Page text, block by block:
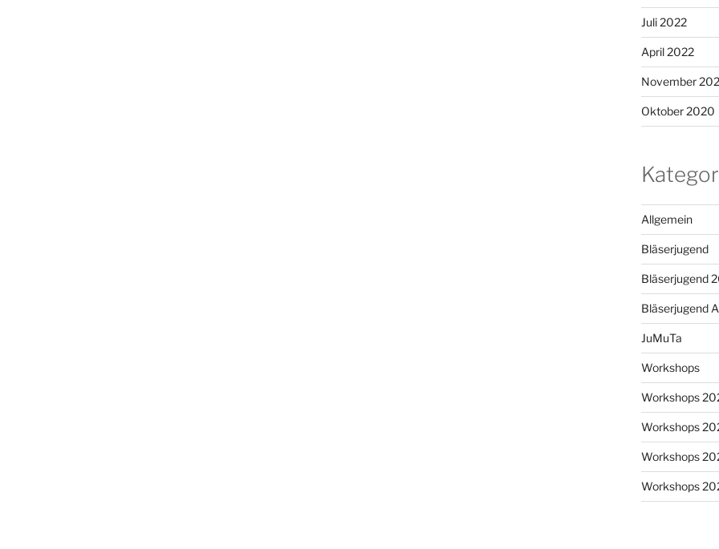
Juli 2022
April 2022
November
Oktober 2020
Allgemein
Bläserjugend
Bläserjugend
Bläserjugend
JuMuTa
Workshops
Workshops
Workshops
Workshops
Workshops